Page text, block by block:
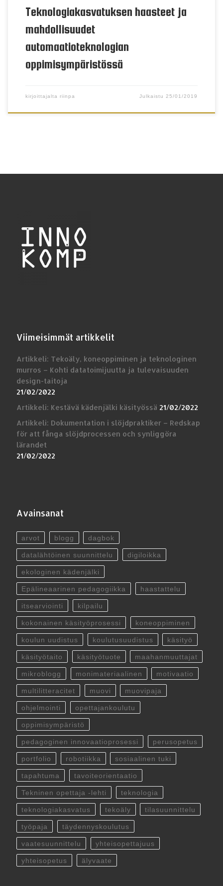
Teknologiakasvatuksen haasteet ja
mahdollisuudet
automaatioteknologian
oppimisympäristössä
kirjoittajalta riinpa Julkaistu25/01/2019
Viimeisimmät artikkelit
Artikkeli: Tekoäly, koneoppiminen ja teknologinen
murros – Kohti datatoimijuutta ja tulevaisuuden
design-taitoja
21/02/2022
Artikkeli: Kestävä kädenjälki käsityössä 21/02/2022
Artikkeli: Dokumentation i slöjdpraktiker – Redskap
för att fånga slöjdprocessen och synliggöra
lärandet
21/02/2022
Avainsanat
arvot blogg dagbok
datalähtöinen suunnittelu digiloikka
ekologinen kädenjälki
Epälineaarinen pedagogiikka haastattelu
itsearviointi kilpailu
kokonainen käsityöprosessi koneoppiminen
koulun uudistus koulutusuudistus käsityö
käsityötaito käsityötuote maahanmuuttajat
mikroblogg monimateriaalinen motivaatio
multilitteracitet muovi muovipaja
ohjelmointi opettajankoulutu
oppimisympäristö
pedagoginen innovaatioprosessi perusopetus
portfolio robotiikka sosiaalinen tuki
tapahtuma tavoiteorientaatio
Tekninen opettaja -lehti teknologia
teknologiakasvatus tekoäly tilasuunnittelu
työpaja täydennyskoulutus
vaatesuunnittelu yhteisopettajuus
yhteisopetus älyvaate